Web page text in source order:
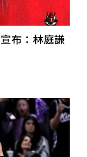
布：林庭謙